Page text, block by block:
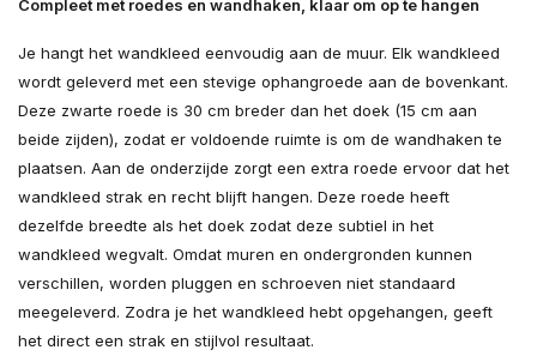
Compleet met roedes en wandhaken, klaar om op te hangen
Je hangt het wandkleed eenvoudig aan de muur. Elk wandkleed
wordt geleverd met een stevige ophangroede aan de bovenkant.
Deze zwarte roede is 30 cm breder dan het doek (15 cm aan
beide zijden), zodat er voldoende ruimte is om de wandhaken te
plaatsen. Aan de onderzijde zorgt een extra roede ervoor dat het
wandkleed strak en recht blijft hangen. Deze roede heeft
dezelfde breedte als het doek zodat deze subtiel in het
wandkleed wegvalt. Omdat muren en ondergronden kunnen
verschillen, worden pluggen en schroeven niet standaard
meegeleverd. Zodra je het wandkleed hebt opgehangen, geeft
het direct een strak en stijlvol resultaat.